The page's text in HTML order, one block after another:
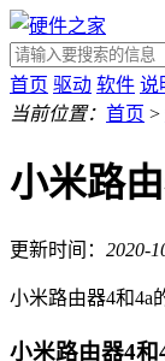
首页 驱动 软件 说
当前位置： 首页 >
小米路
更新时间： 2020-
小米路由器4和4a
小米路由器4